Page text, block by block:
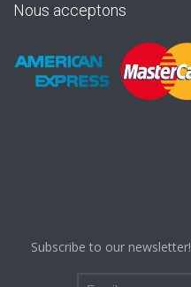
Nous acceptons
Subscribe to our newsletter!